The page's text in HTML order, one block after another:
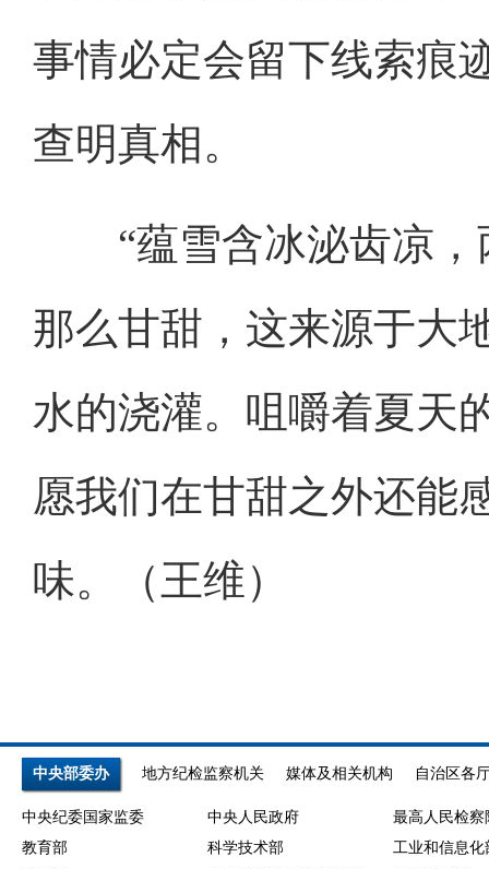
事情必定会留下线索痕
查明真相。
“蕴雪含冰泌齿凉，
那么甘甜，这来源于大
水的浇灌。咀嚼着夏天
愿我们在甘甜之外还能
味。（王维）
中央部委办 地方纪检监察机关 媒体及相关机构 自治区各
中央纪委国家监委 中央人民政府
最高人民检察
教育部
科学技术部
工业和信息化